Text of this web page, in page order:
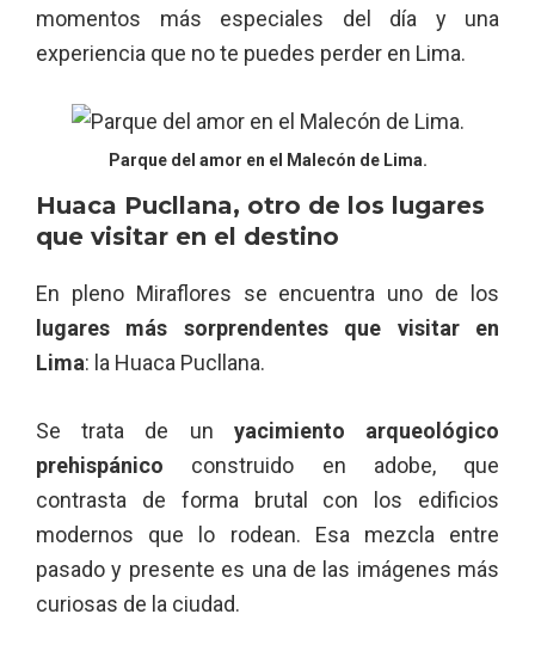
momentos más especiales del día y una
experiencia que no te puedes perder en Lima.
Parque del amor en el Malecón de Lima.
Huaca Pucllana, otro de los lugares
que visitar en el destino
En pleno Miraflores se encuentra uno de los
lugares más sorprendentes que visitar en
Lima: la Huaca Pucllana.
Se trata de un yacimiento arqueológico
prehispánico construido en adobe, que
contrasta de forma brutal con los edificios
modernos que lo rodean. Esa mezcla entre
pasado y presente es una de las imágenes más
curiosas de la ciudad.